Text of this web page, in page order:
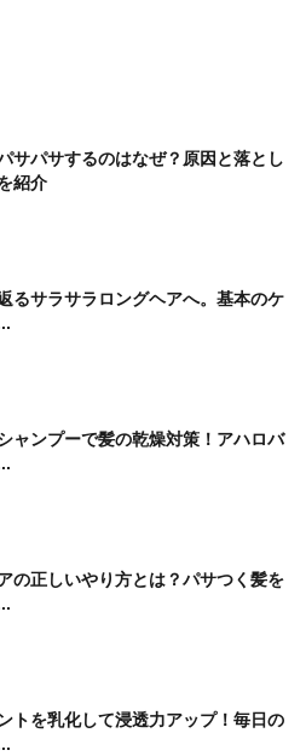
サパサするのはなぜ？原因と落とし
紹介
るサラサラロングヘアへ。基本のケ
ャンプーで髪の乾燥対策！アハロバ
の正しいやり方とは？パサつく髪を
トを乳化して浸透力アップ！毎日の